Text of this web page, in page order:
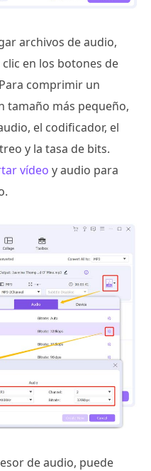
archivos de audio,
en los botones de
comprimir un
tamaño más pequeño,
el codificador, el
y la tasa de bits.
vídeo y audio para
de audio, puede